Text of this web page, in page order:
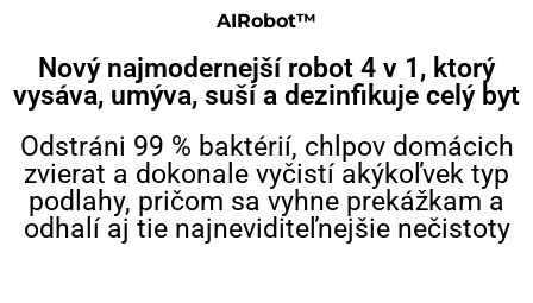
AIRobot™
Nový najmodernejší robot 4 v 1, ktorý
vysáva, umýva, suší a dezinfikuje celý byt
Odstráni 99 % baktérií, chlpov domácich
zvierat a dokonale vyčistí akýkoľvek typ
podlahy, pričom sa vyhne prekážkam a
odhalí aj tie najneviditeľnejšie nečistoty